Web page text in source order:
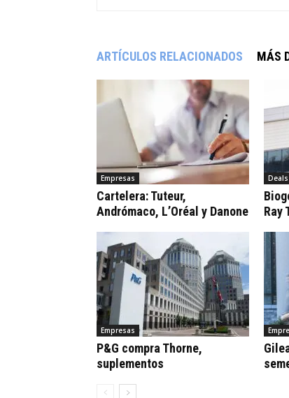
ARTÍCULOS RELACIONADOS MÁS
Empresas
Cartelera: Tuteur,
Andrómaco, L’Oréal y Danone
Deals
Ray
Empresas
P&G compra Thorne,
suplementos